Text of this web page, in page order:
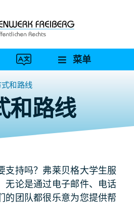
菜单
和路线
和路线
支持吗？弗莱贝格大学生服
无论是通过电子邮件、电话
的团队都很乐意为您提供帮